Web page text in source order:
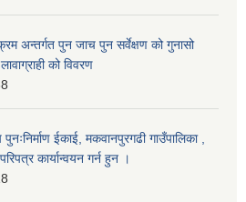
अन्तर्गत पुन जाच पुन सर्वेक्षण को गुनासो
को विवरण
ईकाई, मकवानपुरगढी गाउँपालिका ,
कार्यान्वयन गर्न हुन ।